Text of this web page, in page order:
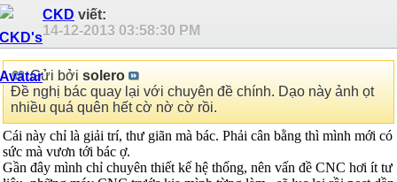
CKD viết:
14-12-2013 03:58:30 PM
Gửi bởi solero
Đề nghị bác quay lại với chuyên đề chính. Dạo này ảnh ọt
nhiều quá quên hết cờ nờ cờ rồi.
Cái này chỉ là giải trí, thư giãn mà bác. Phải cân bằng thì mình mới có
sức mà vươn tới bác ợ.
Gần đây mình chỉ chuyên thiết kế hệ thống, nên vấn đề CNC hơi ít tư